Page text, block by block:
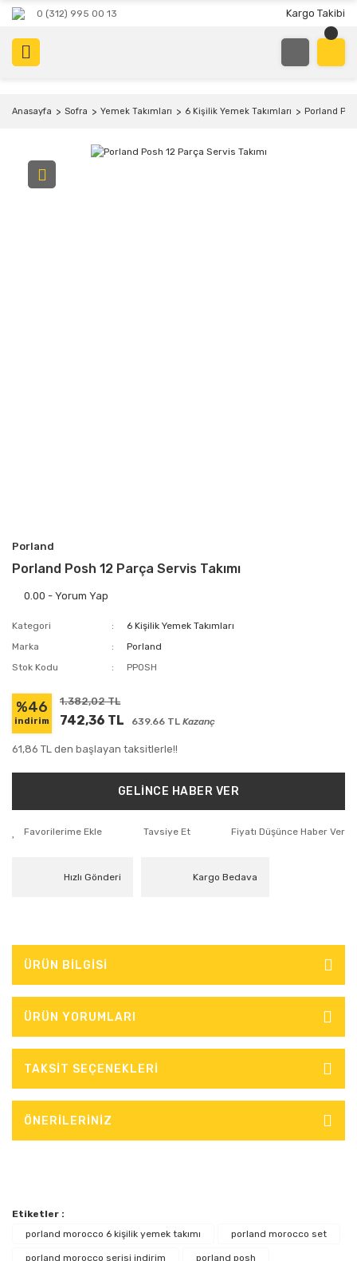
0 (312) 995 00 13 Kargo Takibi
Anasayfa Sofra Yemek Takımları 6 Kişilik Yemek Takımları Porland
Porland
Porland Posh 12 Parça Servis Takımı
0.00 - Yorum Yap
Kategori
6 Kişilik Yemek Takımları
Marka
Porland
Stok Kodu
PPOSH
%46
indirim
1.382,02 TL
742,36 TL 639.66 TL Kazanç
61,86 TL den başlayan taksitlerle!!
GELİNCE HABER VER
Tavsiye Et Fiyatı Düşünce Haber Ver
Hızlı Gönderi Kargo Bedava
ÜRÜN BİLGİSİ
ÜRÜN YORUMLARI
TAKSİT SEÇENEKLERİ
ÖNERİLERİNİZ
Etiketler :
porland morocco 6 kişilik yemek takımı
porland morocco set
porland morocco serisi indirim porland posh